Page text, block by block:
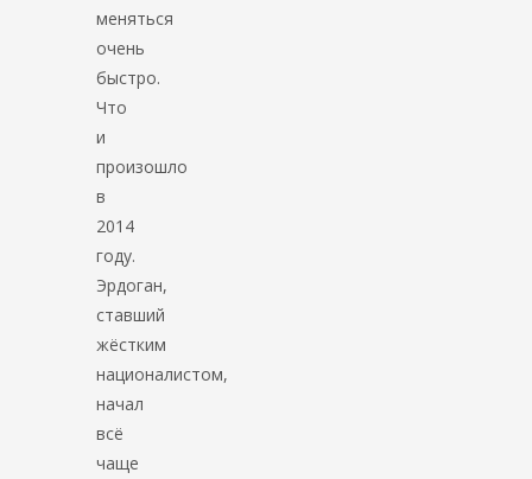
меняться
очень
быстро.
Что
и
произошло
в
2014
году.
Эрдоган,
ставший
жёстким
националистом,
начал
всё
чаще